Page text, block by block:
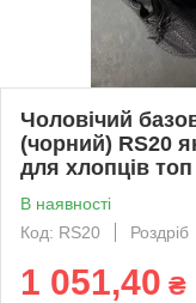
Чоловічий
(чорний) RS20
для хлопців топ
В наявності
Код: RS20
Роздріб
1 051,40 ₴